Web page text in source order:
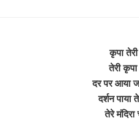
कृपा
तेरी
दर पर आया
दर्शन पाया
तेरे